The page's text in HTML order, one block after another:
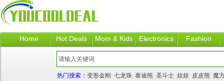
Home Hot Deals Mom & Kids Electronics Fashion
热门搜索： 变形金刚 七龙珠 泰迪熊 圣斗士 娃娃 皮皮熊 魔